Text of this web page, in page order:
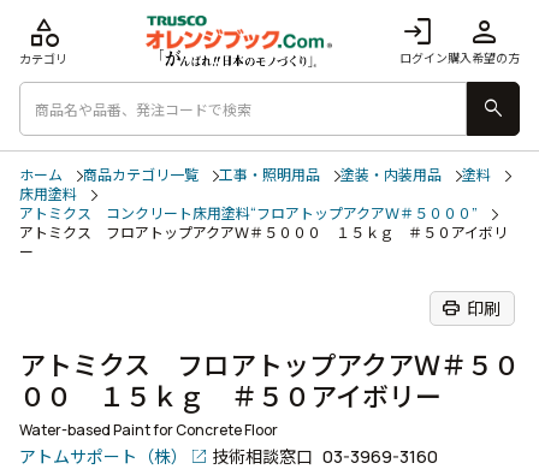
login
ログイン
person
購入希望の方
category
カテゴリ
search
ホーム 商品カテゴリ一覧 工事・照明用品 塗装・内装用品
塗料
床用塗料
アトミクス コンクリート床用塗料“フロアトップアクアＷ＃５０００”
アトミクス フロアトップアクアＷ＃５０００ １５ｋｇ ＃５０アイボリ
ー
print 印刷
アトミクス フロアトップアクアＷ＃５０
００ １５ｋｇ ＃５０アイボリー
Water-based Paint for Concrete Floor
アトムサポート（株） 技術相談窓口 03-3969-3160